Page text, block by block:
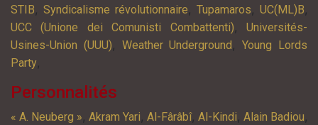
STIB, Syndicalisme révolutionnaire, Tupamaros, UC(ML)B,
UCC (Unione dei Comunisti Combattenti),Universités-
Usines-Union (UUU), Weather Underground ,Young Lords
Party,
Personnalités
« A. Neuberg », Akram Yari, Al-Fârâbî, Al-Kindi, Alain Badiou,